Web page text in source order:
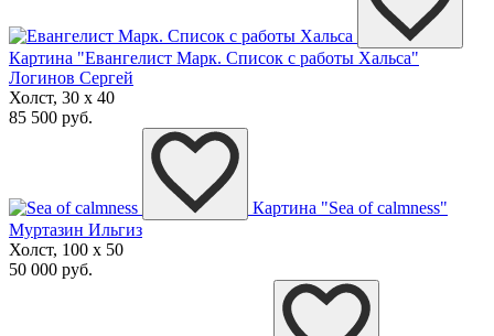
Картина "Евангелист Марк. Список с работы Хальса"
Логинов Сергей
Холст, 30 x 40
85 500 руб.
Картина "Sea of calmness"
Муртазин Ильгиз
Холст, 100 x 50
50 000 руб.